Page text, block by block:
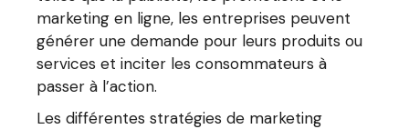
marketing en ligne, les entreprises peuvent
générer une demande pour leurs produits ou
services et inciter les consommateurs à
passer à l’action.
Les différentes stratégies de marketing